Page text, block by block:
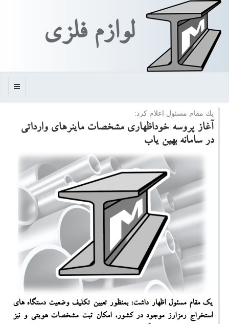
لوازم فلزی
منو
یك مقام مسئول اعلام كرد:
آغاز پروسه خوداظهاری مشخصات ماینرهای وارداتی
در سامانه بهین یاب
یك مقام مسئول اظهار داشت: بمنظور تعیین تكلیف وضعیت دستگاه های
استخراج رمزارز موجود در كشور، امكان ثبت مشخصات هویتی و نیز